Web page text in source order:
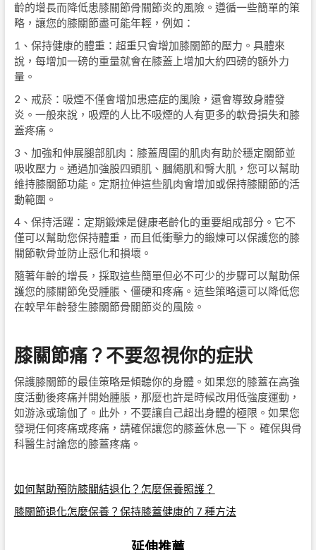
齡的增長而降低患膝關節骨關節炎的風險。遵循一些簡單的策
略，讓您的膝關節盡可能年輕，例如：
1、保持健康的體重：超重只會增加膝關節的壓力。具體來
說，每增加一磅的重量就會在膝蓋上增加大約四磅的額外力
量。
2、戒菸：吸煙不僅會增加患癌症的風險，還會導致身體發
炎。一般來說，吸煙的人比不吸煙的人有更多的軟骨損失和膝
蓋疼痛。
3、加強和伸展腿部肌肉：膝蓋周圍的肌肉有助於穩定關節並
吸收壓力。通過加強股四頭肌、膕繩肌和臀大肌，您可以幫助
維持膝關節功能。定期拉伸這些肌肉會增加或保持膝關節的活
動範圍。
4、保持活躍：定期鍛煉是健康老齡化的重要組成部分。它不
僅可以幫助您保持體重，而且低衝擊力的鍛煉可以保護您的膝
關節軟骨並防止惡化和損壞。
隨著年齡的增長，採取這些簡單但必不可少的步驟可以幫助保
護您的膝關節免受腫脹、僵硬和疼痛。這些策略還可以降低您
在較早年齡發生膝關節骨關節炎的風險。
膝關節痛？不要忽視你的症狀
保護膝關節的最佳策略是傾聽你的身體。如果您的膝蓋在高強
度活動後疼痛并開始腫脹，那麼也許是時候改用低強度運動，
如游泳或瑜伽了。此外，不要讓自己超出身體的極限。如果您
發現任何疼痛或疼痛，請確保讓您的膝蓋休息一下。 確保與骨
科醫生討論您的膝蓋疼痛。
如何幫助預防膝關結退化？怎麼保養照護？
膝關節退化怎麼保養？保持膝蓋健康的 7 種方法